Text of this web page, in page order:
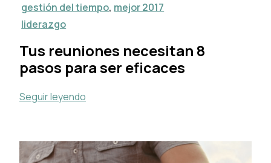
gestión del tiempo, mejor 2017
liderazgo
Tus reuniones necesitan 8
pasos para ser eficaces
Seguir leyendo